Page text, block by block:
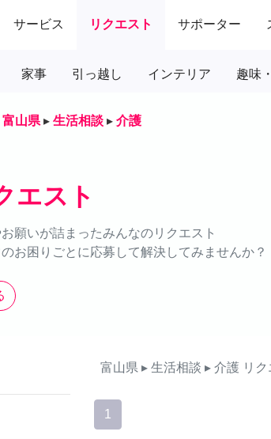
サービス リクエスト サポーター
家事 引っ越し インテリア 趣味
富山県 ▸ 生活相談 ▸ 介護
エスト
願いが詰まったみんなのリクエスト
お困りごとに応募して解決してみませんか？
富山県 ▸ 生活相談 ▸ 介護 リク
1